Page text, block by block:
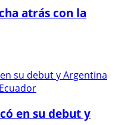
atrás con la
en su debut y